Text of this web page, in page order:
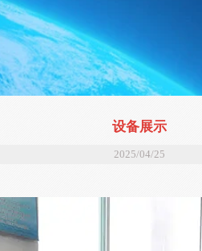
设备展示
2025/04/25